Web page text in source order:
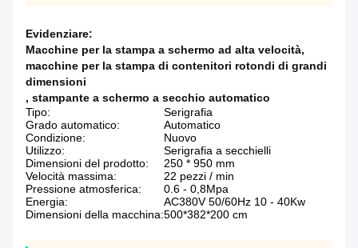
Evidenziare:
Macchine per la stampa a schermo ad alta velocità,
macchine per la stampa di contenitori rotondi di grandi
dimensioni
, stampante a schermo a secchio automatico
Tipo:
Serigrafia
Grado automatico:
Automatico
Condizione:
Nuovo
Utilizzo:
Serigrafia a secchielli
Dimensioni del prodotto:
250 * 950 mm
Velocità massima:
22 pezzi / min
Pressione atmosferica:
0.6 - 0,8Mpa
Energia:
AC380V 50/60Hz 10 - 40Kw
Dimensioni della macchina:500*382*200 cm